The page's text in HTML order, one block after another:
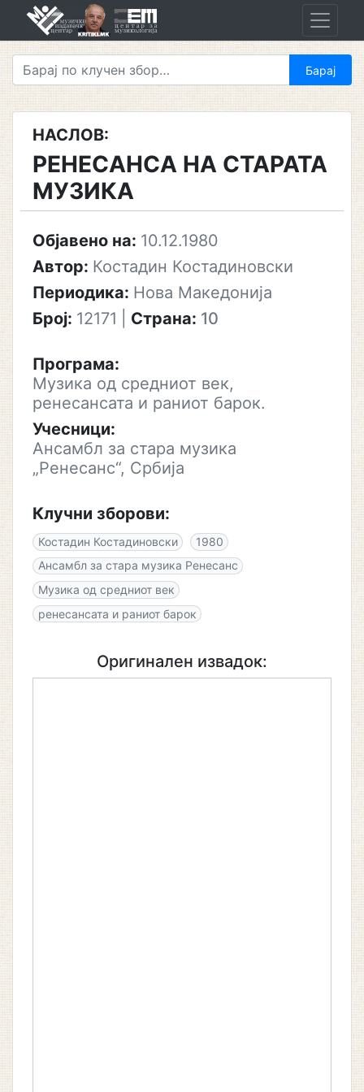
НАСЛОВ:
РЕНЕСАНСА НА СТАРАТА
МУЗИКА
Објавено на: 10.12.1980
Автор: Костадин Костадиновски
Периодика: Нова Македонија
Број: 12171 Страна: 10
Програма:
Музика од средниот век,
ренесансата и раниот барок.
Учесници:
Ансамбл за стара музика
„Ренесанс“, Србија
Клучни зборови:
Костадин Костадиновски
1980
Ансамбл за стара музика Ренесанс
Музика од средниот век
ренесансата и раниот барок
Оригинален извадок: